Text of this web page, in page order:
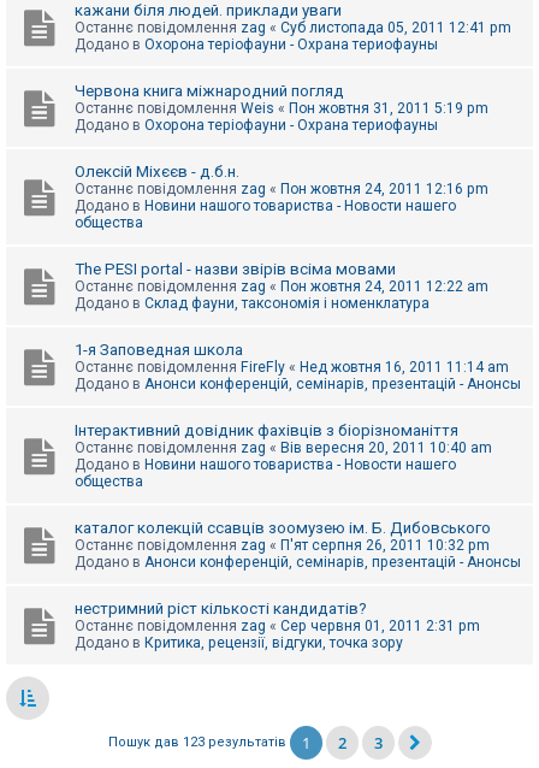
кажани біля людей. приклади уваги
Останнє повідомлення zag « Суб листопада 05, 2011 12:41 pm
Додано в Охорона теріофауни - Охрана териофауны
Червона книга міжнародний погляд
Останнє повідомлення Weis « Пон жовтня 31, 2011 5:19 pm
Додано в Охорона теріофауни - Охрана териофауны
Олексій Міхєєв - д.б.н.
Останнє повідомлення zag « Пон жовтня 24, 2011 12:16 pm
Додано в Новини нашого товариства - Новости нашего
общества
The PESI portal - назви звірів всіма мовами
Останнє повідомлення zag « Пон жовтня 24, 2011 12:22 am
Додано в Склад фауни, таксономія і номенклатура
1-я Заповедная школа
Останнє повідомлення FireFly « Нед жовтня 16, 2011 11:14 am
Додано в Анонси конференцій, семінарів, презентацій - Анонсы
Інтерактивний довідник фахівців з біорізноманіття
Останнє повідомлення zag « Вів вересня 20, 2011 10:40 am
Додано в Новини нашого товариства - Новости нашего
общества
каталог колекцій ссавців зоомузею ім. Б. Дибовського
Останнє повідомлення zag « П'ят серпня 26, 2011 10:32 pm
Додано в Анонси конференцій, семінарів, презентацій - Анонсы
нестримний ріст кількості кандидатів?
Останнє повідомлення zag « Сер червня 01, 2011 2:31 pm
Додано в Критика, рецензії, відгуки, точка зору
Пошук дав 123 результатів 1 2 3